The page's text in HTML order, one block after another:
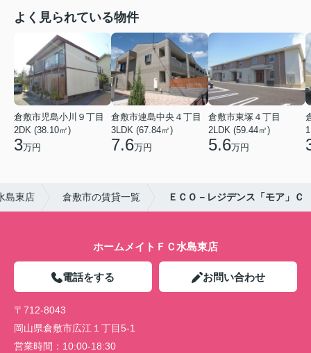
よく見られている物件
倉敷市児島小川９丁目
2DK (38.10㎡)
3万円
倉敷市連島中央４丁目
3LDK (67.84㎡)
7.6万円
倉敷市東塚４丁目
2LDK (59.44㎡)
5.6万円
島東店 倉敷市の賃貸一覧 ＥＣＯ－レジデンス「モア」Ｃ
ホームメイトＦＣ水島東店
電話をする お問い合わせ
〒712-8043
岡山県倉敷市広江１丁目5-1
営業時間： 10:00-18:30